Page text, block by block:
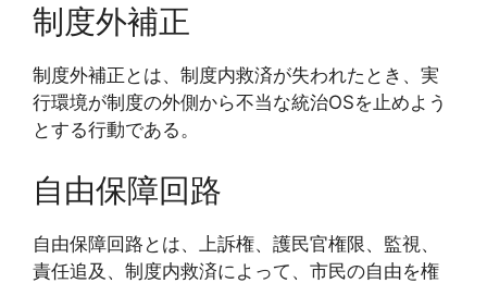
制度外補正
制度外補正とは、制度内救済が失われたとき、実
行環境が制度の外側から不当な統治OSを止めよう
とする行動である。
自由保障回路
自由保障回路とは、上訴権、護民官権限、監視、
責任追及、制度内救済によって、市民の自由を権